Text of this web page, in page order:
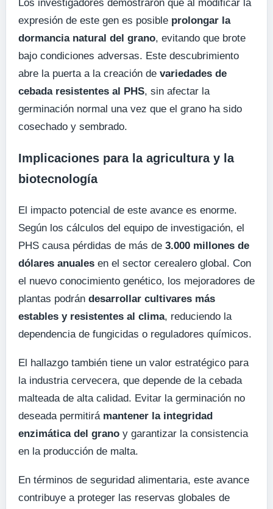
Los investigadores demostraron que al modificar la
expresión de este gen es posible prolongar la
dormancia natural del grano, evitando que brote
bajo condiciones adversas. Este descubrimiento
abre la puerta a la creación de variedades de
cebada resistentes al PHS, sin afectar la
germinación normal una vez que el grano ha sido
cosechado y sembrado.
Implicaciones para la agricultura y la
biotecnología
El impacto potencial de este avance es enorme.
Según los cálculos del equipo de investigación, el
PHS causa pérdidas de más de 3.000 millones de
dólares anuales en el sector cerealero global. Con
el nuevo conocimiento genético, los mejoradores de
plantas podrán desarrollar cultivares más
estables y resistentes al clima, reduciendo la
dependencia de fungicidas o reguladores químicos.
El hallazgo también tiene un valor estratégico para
la industria cervecera, que depende de la cebada
malteada de alta calidad. Evitar la germinación no
deseada permitirá mantener la integridad
enzimática del grano y garantizar la consistencia
en la producción de malta.
En términos de seguridad alimentaria, este avance
contribuye a proteger las reservas globales de